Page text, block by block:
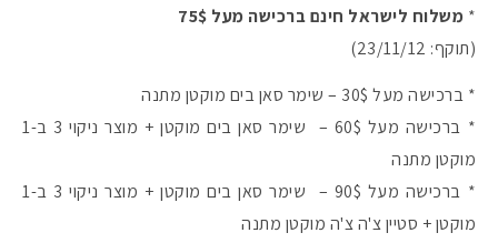
* משלוח לישראל חינם ברכישה מעל 75$
(תוקף: 23/11/12)
* ברכישה מעל 30$ – שימר סאן בים מוקטן מתנה
* ברכישה מעל 60$ – שימר סאן בים מוקטן + מוצר ניקוי 3 ב-1
מוקטן מתנה
* ברכישה מעל 90$ – שימר סאן בים מוקטן + מוצר ניקוי 3 ב-1
מוקטן + סטיין צ'ה צ'ה מוקטן מתנה